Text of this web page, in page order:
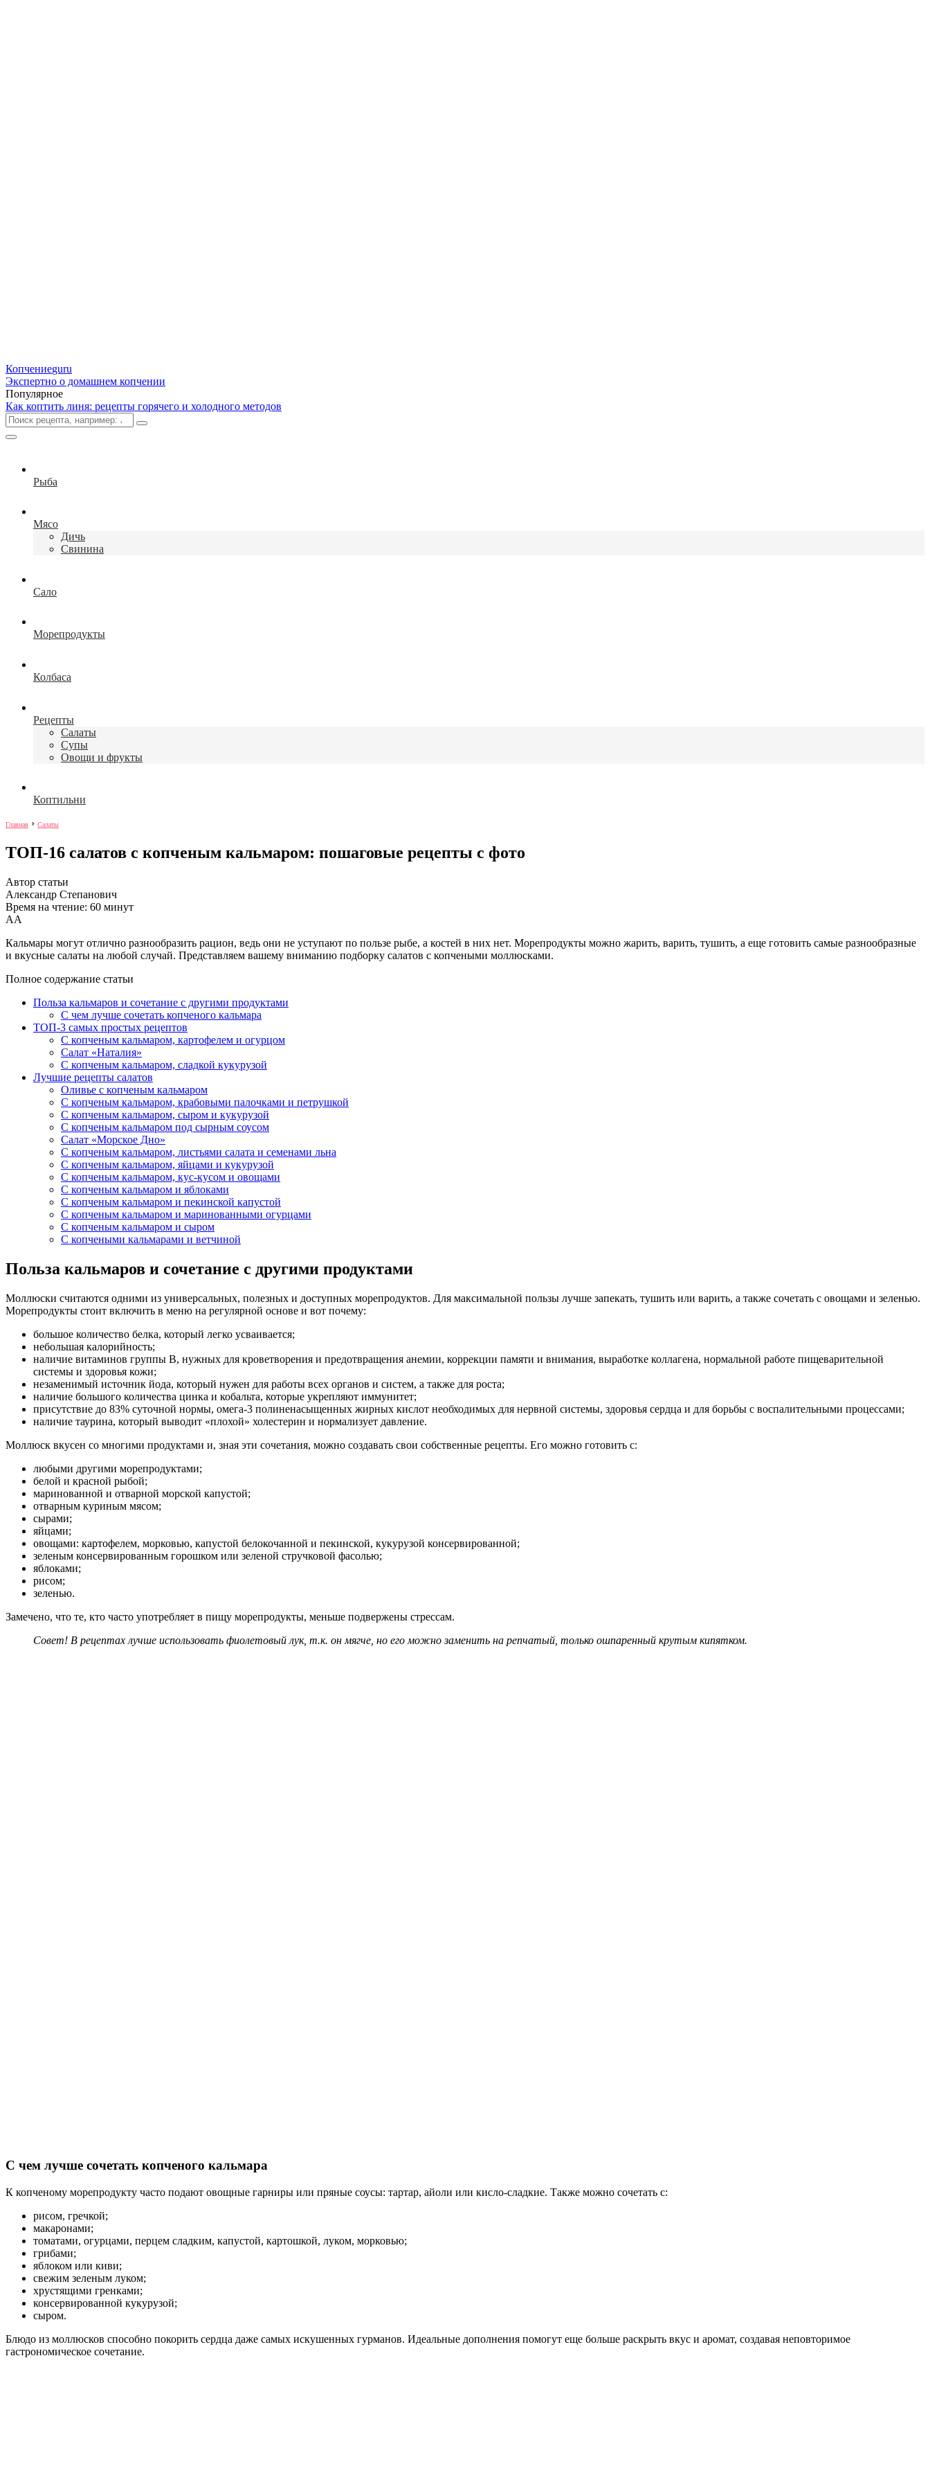
Копчениеguru
Экспертно о домашнем копчении
Популярное
Как коптить линя: рецепты горячего и холодного методов
Рыба
Мясо
Дичь
Свинина
Сало
Морепродукты
Колбаса
Рецепты
Салаты
Супы
Овощи и фрукты
Коптильни
Главная › Салаты
ТОП-16 салатов с копченым кальмаром: пошаговые рецепты с фото
Автор статьи
Александр Степанович
Время на чтение: 60 минут
АА
Кальмары могут отлично разнообразить рацион, ведь они не уступают по пользе рыбе, а костей в них нет. Морепродукты можно жарить, варить, тушить, а еще готовить самые разнообразные
и вкусные салаты на любой случай. Представляем вашему вниманию подборку салатов с копчеными моллюсками.
Полное содержание статьи
Польза кальмаров и сочетание с другими продуктами
С чем лучше сочетать копченого кальмара
ТОП-3 самых простых рецептов
С копченым кальмаром, картофелем и огурцом
Салат «Наталия»
С копченым кальмаром, сладкой кукурузой
Лучшие рецепты салатов
Оливье с копченым кальмаром
С копченым кальмаром, крабовыми палочками и петрушкой
С копченым кальмаром, сыром и кукурузой
С копченым кальмаром под сырным соусом
Салат «Морское Дно»
С копченым кальмаром, листьями салата и семенами льна
С копченым кальмаром, яйцами и кукурузой
С копченым кальмаром, кус-кусом и овощами
С копченым кальмаром и яблоками
С копченым кальмаром и пекинской капустой
С копченым кальмаром и маринованными огурцами
С копченым кальмаром и сыром
С копчеными кальмарами и ветчиной
Польза кальмаров и сочетание с другими продуктами
Моллюски считаются одними из универсальных, полезных и доступных морепродуктов. Для максимальной пользы лучше запекать, тушить или варить, а также сочетать с овощами и зеленью.
Морепродукты стоит включить в меню на регулярной основе и вот почему:
большое количество белка, который легко усваивается;
небольшая калорийность;
наличие витаминов группы В, нужных для кроветворения и предотвращения анемии, коррекции памяти и внимания, выработке коллагена, нормальной работе пищеварительной
системы и здоровья кожи;
незаменимый источник йода, который нужен для работы всех органов и систем, а также для роста;
наличие большого количества цинка и кобальта, которые укрепляют иммунитет;
присутствие до 83% суточной нормы, омега-3 полиненасыщенных жирных кислот необходимых для нервной системы, здоровья сердца и для борьбы с воспалительными процессами;
наличие таурина, который выводит «плохой» холестерин и нормализует давление.
Моллюск вкусен со многими продуктами и, зная эти сочетания, можно создавать свои собственные рецепты. Его можно готовить с:
любыми другими морепродуктами;
белой и красной рыбой;
маринованной и отварной морской капустой;
отварным куриным мясом;
сырами;
яйцами;
овощами: картофелем, морковью, капустой белокочанной и пекинской, кукурузой консервированной;
зеленым консервированным горошком или зеленой стручковой фасолью;
яблоками;
рисом;
зеленью.
Замечено, что те, кто часто употребляет в пищу морепродукты, меньше подвержены стрессам.
Совет! В рецептах лучше использовать фиолетовый лук, т.к. он мягче, но его можно заменить на репчатый, только ошпаренный крутым кипятком.
С чем лучше сочетать копченого кальмара
К копченому морепродукту часто подают овощные гарниры или пряные соусы: тартар, айоли или кисло-сладкие. Также можно сочетать с:
рисом, гречкой;
макаронами;
томатами, огурцами, перцем сладким, капустой, картошкой, луком, морковью;
грибами;
яблоком или киви;
свежим зеленым луком;
хрустящими гренками;
консервированной кукурузой;
сыром.
Блюдо из моллюсков способно покорить сердца даже самых искушенных гурманов. Идеальные дополнения помогут еще больше раскрыть вкус и аромат, создавая неповторимое
гастрономическое сочетание.